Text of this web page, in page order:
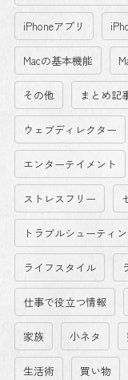
iPhoneアプリ
Macの基本機能
その他 まとめ記
ウェブディレクター
エンターテイメント
ストレスフリー
トラブルシューティ
ライフスタイル
仕事で役立つ情報
家族 小ネタ
生活術 買い物